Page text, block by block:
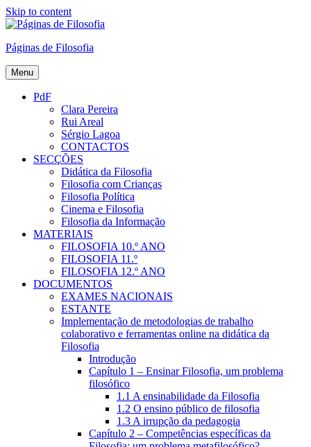
Skip to content
Páginas de Filosofia
Menu
PdF
Clara Pereira
Rui Areal
Sérgio Lagoa
CONTACTOS
SECÇÕES
Didática da Filosofia
Filosofia com Crianças
Filosofia Política
Cinema e Filosofia
Filosofia da Informação
MATERIAIS
FILOSOFIA 10.º ANO
FILOSOFIA 11.º
FILOSOFIA 12.º ANO
DOCUMENTOS
EXAMES NACIONAIS
ESTANTE
Implementação de metodologias de trabalho
colaborativo e ferramentas online na didática da
Filosofia
Introdução
Capítulo 1 – Ensinar Filosofia, um problema
filosófico
1.1 A ensinabilidade da Filosofia
1.2 O ensino público de filosofia
1.3 A irrupção da pedagogia
Capítulo 2 – Competências específicas da